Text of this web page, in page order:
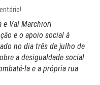
e Val Marchiori
e o apoio social à
no dia três de julho de
a desigualdade social
la e a própria rua